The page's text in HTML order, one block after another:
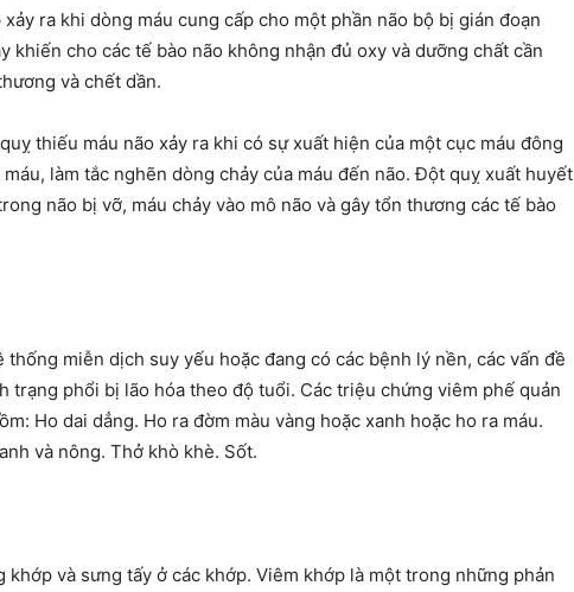
ra khi dòng máu cung cấp cho một phần não bộ bị gián đoạn
khiến cho các tế bào não không nhận đủ oxy và dưỡng chất cần
và chết dần.
thiếu máu não xảy ra khi có sự xuất hiện của một cục máu đông
làm tắc nghẽn dòng chảy của máu đến não. Đột quỵ xuất huyết
não bị vỡ, máu chảy vào mô não và gây tổn thương các tế bào
miễn dịch suy yếu hoặc đang có các bệnh lý nền, các vấn đề
trạng phổi bị lão hóa theo độ tuổi. Các triệu chứng viêm phế quản
Ho dai dẳng. Ho ra đờm màu vàng hoặc xanh hoặc ho ra máu.
và nông. Thở khò khè. Sốt.
khớp và sưng tấy ở các khớp. Viêm khớp là một trong những phản